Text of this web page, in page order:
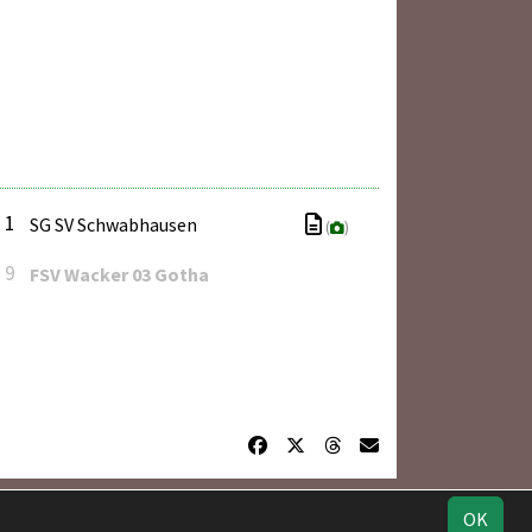
SG SV Schwabhausen ( )
9 FSV Wacker 03 Gotha
OK